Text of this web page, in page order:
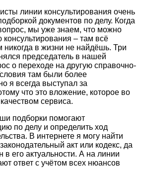
линии консультирования очень
документов по делу. Когда
мы уже знаем, что можно
– там всё
никогда в жизни не найдёшь. Три
председатель в нашей
о переходе на другую справочно-
там были более
я всегда выступал за
что это вложение, которое во
сервиса.
подборки помогают
по делу и определить ход
В интернете я могу найти
акт или кодекс, да
в его актуальности. А на линии
ответ с учётом всех нюансов